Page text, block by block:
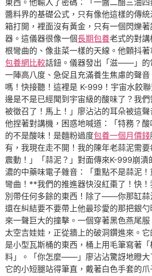
東西。他輸入了密碼：「一醬二醋三油
醬料界的基礎公式，只有像他這樣的傳
箱打開，裡面沒有黃金，只有一個閃爍
器。這儀器很像一個長期包養老式的對
根彎曲的、像韭菜一樣的天線。他顫抖
包養網比較話鈕。儀器發出「滋——」的
一陣高八度、急促且充滿養生焦慮的聲
嗎！快接聽！這裡是 K-999！宇宙水餃
邊是不是已經聞到宇宙級的酸味了？我
被徵召了！馬上！」廖沾沾的耳朵被這聲
他捏著對講機，困惑地喊道：「特務？酸
的不是酸味！是麵粉過度包養一個月價錢
有，我現在走不開！我的陳年老蒜泥需
震動！」「蒜泥？」對面傳來K-999崩潰
濃的中藥味電子雜音：「重點不是蒜泥
彎曲！**我們的推進器快沒紅棗了！快！
別帶任何多餘的東西！除了——你那缸蒜
還在糾結要不要帶上他最珍愛的那把銀
來一聲巨大的撞擊。一個穿著黑色燕尾
太空吉娃娃，正從牆上的破洞鑽進來。
是小型瓦斯桶的東西，桶上用毛筆寫著
料」。「你怎麼——」廖沾沾驚訝地瞪大
它的小短腿站得筆直，戴著白色手套的爪